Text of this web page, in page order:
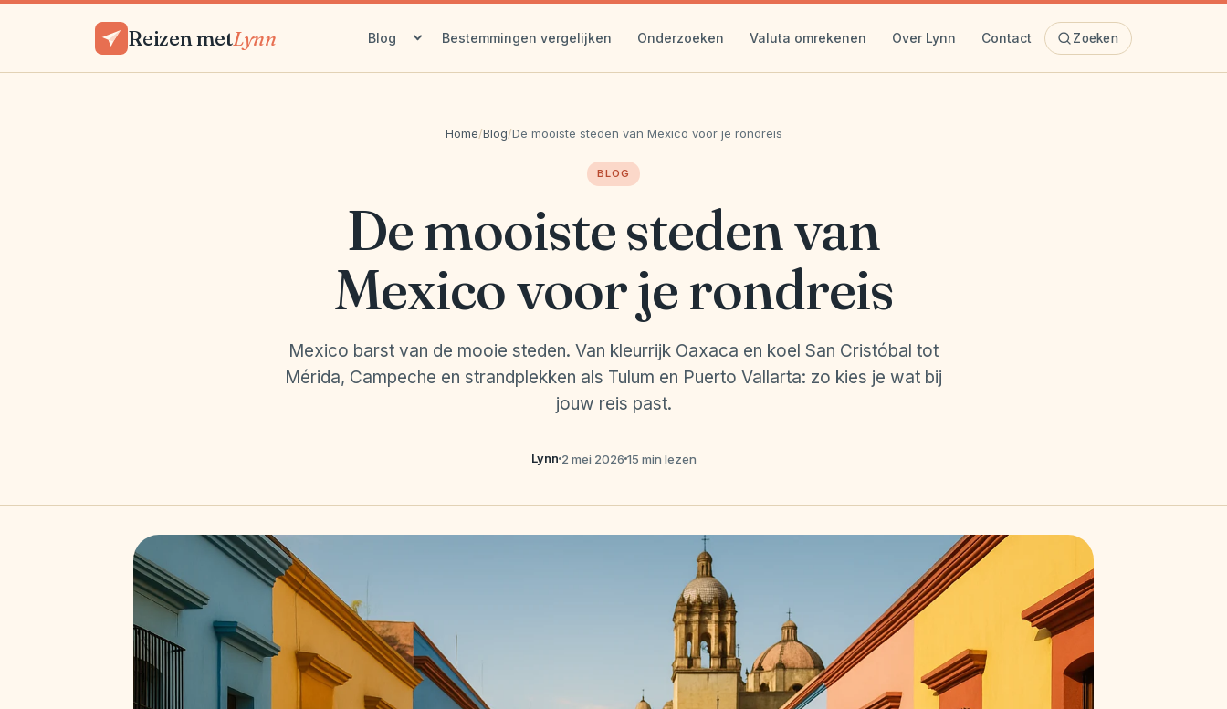
Reizen metLynn Blog Bestemmingen vergelijken Onderzoeken Valuta omrekenen Over Lynn Contact Zoeken
Home/Blog/De mooiste steden van Mexico voor je rondreis
BLOG
De mooiste steden van
Mexico voor je rondreis
Mexico barst van de mooie steden. Van kleurrijk Oaxaca en koel San Cristóbal tot
Mérida, Campeche en strandplekken als Tulum en Puerto Vallarta: zo kies je wat bij
jouw reis past.
Lynn 2 mei 2026 15 min lezen